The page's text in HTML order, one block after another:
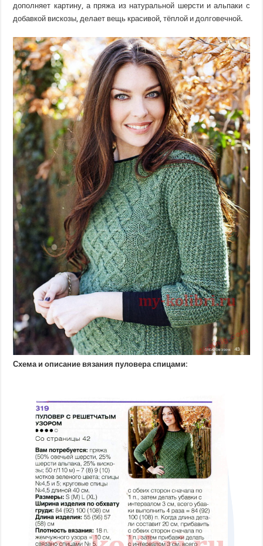
дополняет картину, а пряжа из натуральной шерсти и альпаки с
добавкой вискозы, делает вещь красивой, тёплой и долговечной.
Схема и описание вязания пуловера спицами: